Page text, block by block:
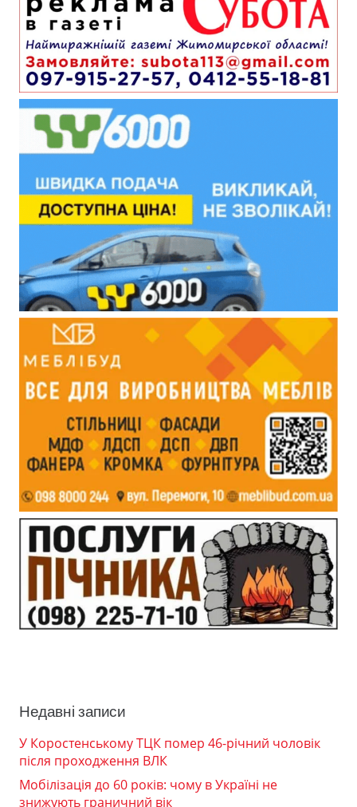
Недавні записи
У Коростенському ТЦК помер 46-річний чоловік
після проходження ВЛК
Мобілізація до 60 років: чому в Україні не
знижують граничний вік